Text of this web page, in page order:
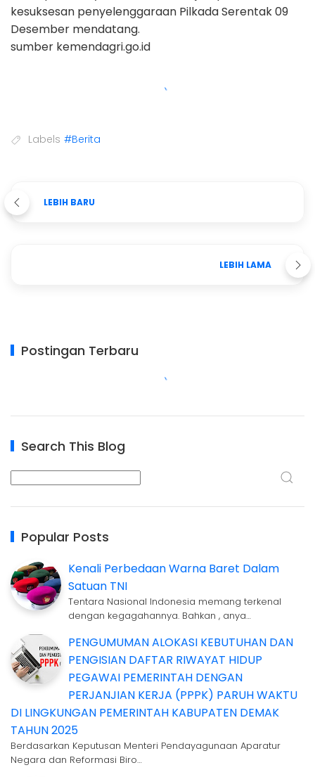
kesuksesan penyelenggaraan Pilkada Serentak 09
Desember mendatang.
sumber kemendagri.go.id
Labels #Berita
LEBIH BARU
LEBIH LAMA
Postingan Terbaru
Search This Blog
Popular Posts
Kenali Perbedaan Warna Baret Dalam
Satuan TNI
Tentara Nasional Indonesia memang terkenal
dengan kegagahannya. Bahkan , anya…
PENGUMUMAN ALOKASI KEBUTUHAN DAN
PENGISIAN DAFTAR RIWAYAT HIDUP
PEGAWAI PEMERINTAH DENGAN
PERJANJIAN KERJA (PPPK) PARUH WAKTU
DI LINGKUNGAN PEMERINTAH KABUPATEN DEMAK
TAHUN 2025
Berdasarkan Keputusan Menteri Pendayagunaan Aparatur
Negara dan Reformasi Biro…